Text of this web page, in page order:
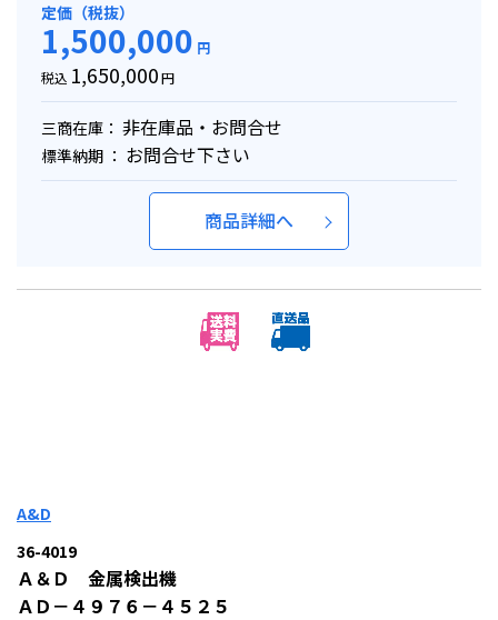
定価（税抜）
1,500,000 円
税込 1,650,000円
三商在庫： 非在庫品・お問合せ
標準納期 ： お問合せ下さい
商品詳細へ
A&D
36-4019
Ａ＆Ｄ 金属検出機
ＡＤ－４９７６－４５２５